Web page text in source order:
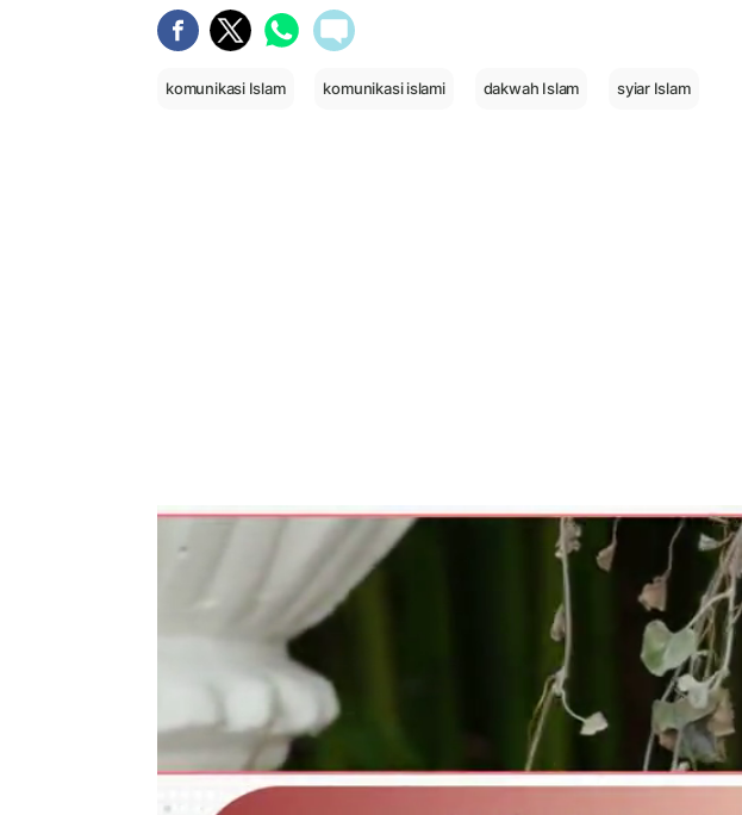
komunikasi Islam komunikasi islami dakwah Islam syiar Islam